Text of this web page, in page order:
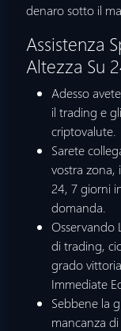
denaro sotto il
Assistenza
Altezza Su
Adesso
il trading e
criptovalute.
Sarete
vostra zona,
24, 7 giorni
domanda.
Osservando
di trading,
grado
Immediate
Sebbene la
mancanza